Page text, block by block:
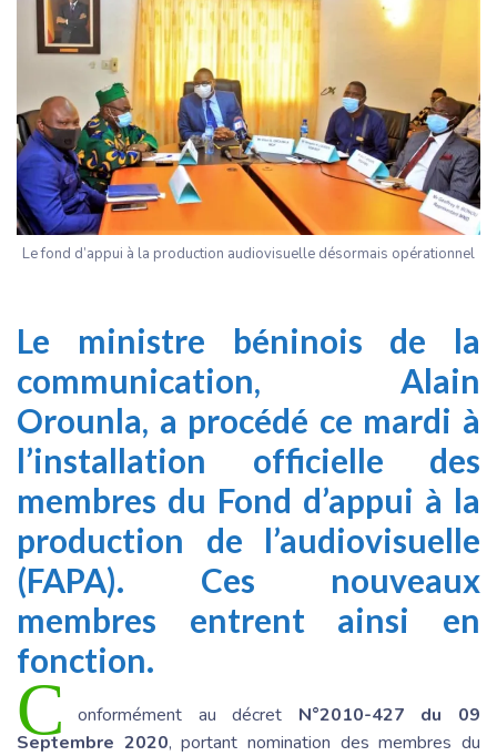
Le fond d’appui à la production audiovisuelle désormais opérationnel
Le ministre béninois de la
communication, Alain
Orounla, a procédé ce mardi à
l’installation officielle des
membres du Fond d’appui à la
production de l’audiovisuelle
(FAPA). Ces nouveaux
membres entrent ainsi en
fonction.
C onformément au décret N°2010-427 du 09
Septembre 2020, portant nomination des membres du